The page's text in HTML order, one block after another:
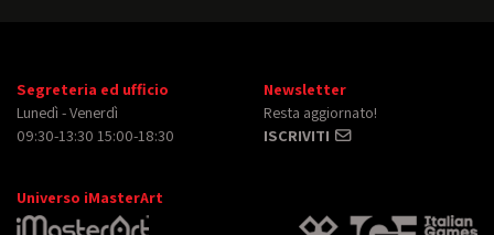
Segreteria ed ufficio
Lunedì - Venerdì
09:30-13:30 15:00-18:30
Newsletter
Resta aggiornato!
ISCRIVITI
Universo iMasterArt